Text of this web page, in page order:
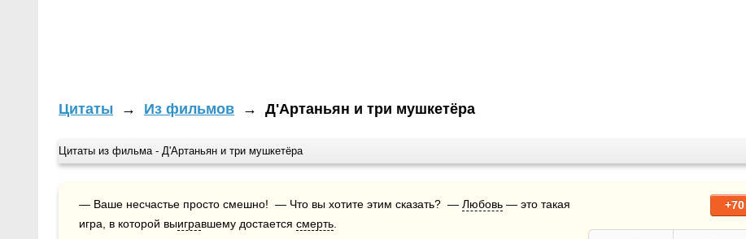
Цитаты → Из фильмов → Д'Артаньян и три мушкетёра
Цитаты из фильма - Д'Артаньян и три мушкетёра
+70
— Ваше несчастье просто смешно!  — Что вы хотите этим сказать?  — Любовь — это такая
игра, в которой выигравшему достается смерть